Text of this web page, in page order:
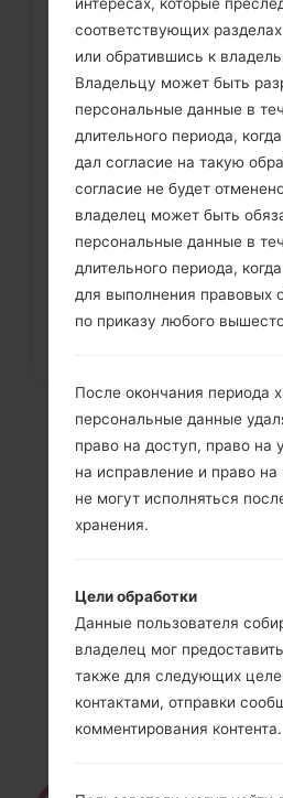
Как удалить все
телефона через
akaLG
соответствующих
или обратившись к
Владельцу может быть
персональные данные в
длительного периода,
дал согласие на такую
согласие не будет
владелец может быть
персональные данные в
длительного периода,
для выполнения правовых
по приказу любого
После окончания периода
персональные данные
право на доступ, право на
на исправление и право
не могут исполняться
хранения.
Цели обработки
Данные пользователя
владелец мог
также для следующих
контактами, отправки
комментирования контента.